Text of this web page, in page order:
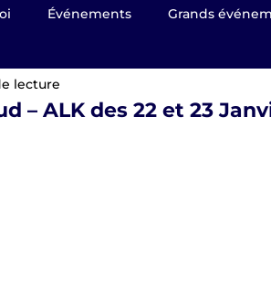
Événements Grands
Revue de Presse
– ALK des 22 et 23
lecture